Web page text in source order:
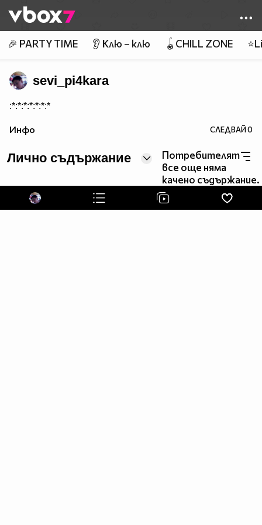
👾
🎉 PARTY TIME 👂 Клю – клю 🪀CHILL ZONE
sevi_pi4kara
:*:*:*:*:*:*:*
Инфо СЛЕДВАЙ0
Лично съдържание
Потребителят
все още няма
качено съдържание.